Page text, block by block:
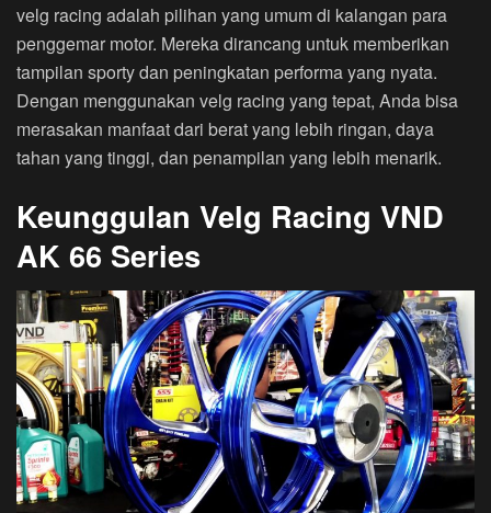
velg racing adalah pilihan yang umum di kalangan para
penggemar motor. Mereka dirancang untuk memberikan
tampilan sporty dan peningkatan performa yang nyata.
Dengan menggunakan velg racing yang tepat, Anda bisa
merasakan manfaat dari berat yang lebih ringan, daya
tahan yang tinggi, dan penampilan yang lebih menarik.
Keunggulan Velg Racing VND
AK 66 Series